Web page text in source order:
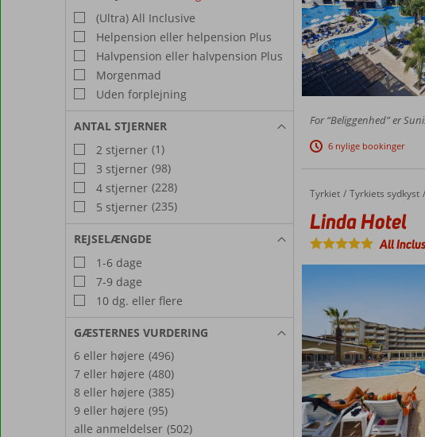
(Ultra) All Inclusive
Helpension eller helpension Plus
Halvpension eller halvpension Plus
Morgenmad
Uden forplejning
ANTAL STJERNER
2 stjerner (1)
3 stjerner (98)
4 stjerner (228)
5 stjerner (235)
REJSELÆNGDE
1-6 dage
7-9 dage
10 dg. eller flere
GÆSTERNES VURDERING
6 eller højere (496)
7 eller højere (480)
8 eller højere (385)
9 eller højere (95)
alle anmeldelser (502)
For “Beliggenhed” er
6 nylige bookinger
Forside
Tyrkiet Tyrkiets sydkyst
Linda Hotel
Linda Hotel
All